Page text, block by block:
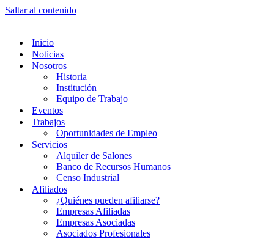
Saltar al contenido
Inicio
Noticias
Nosotros
Historia
Institución
Equipo de Trabajo
Eventos
Trabajos
Oportunidades de Empleo
Servicios
Alquiler de Salones
Banco de Recursos Humanos
Censo Industrial
Afiliados
¿Quiénes pueden afiliarse?
Empresas Afiliadas
Empresas Asociadas
Asociados Profesionales